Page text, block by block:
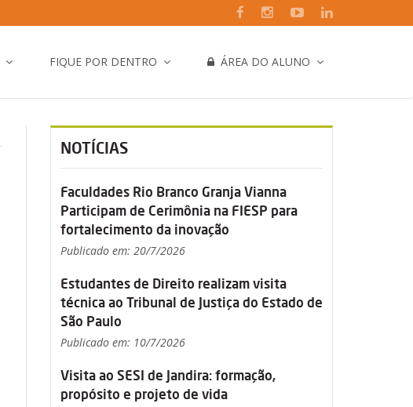
FIQUE POR DENTRO ÁREA DO ALUNO
NOTÍCIAS
Faculdades Rio Branco Granja Vianna
Participam de Cerimônia na FIESP para
fortalecimento da inovação
Publicado em: 20/7/2026
Estudantes de Direito realizam visita
técnica ao Tribunal de Justiça do Estado de
São Paulo
Publicado em: 10/7/2026
Visita ao SESI de Jandira: formação,
propósito e projeto de vida